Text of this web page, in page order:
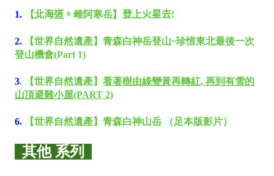
1. 【北海道。 雌阿寒岳】登上火星去!
2.
【世界自然遺產】青森白神岳登山~珍惜東北最後一次
登山機會(Part 1)
3. 【世界自然遺產】 看著樹由綠變黃再轉紅, 再到有雪的
山頂避難小屋(PART 2)
6. 【世界自然遺產】青森白神山岳 （足本版影片）
其他 系列